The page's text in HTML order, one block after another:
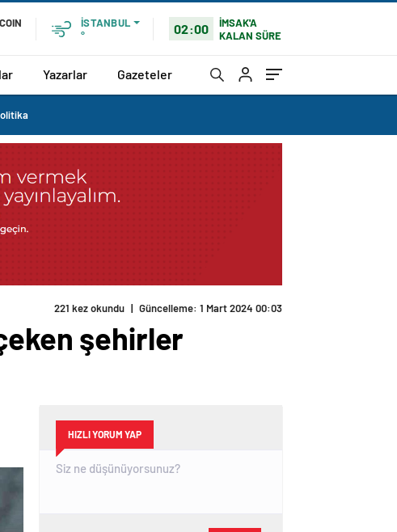
İSTANBUL
°
02:00
İMSAK'A
KALAN SÜRE
Yazarlar Gazeteler
şehirler
HIZLI YORUM YAP